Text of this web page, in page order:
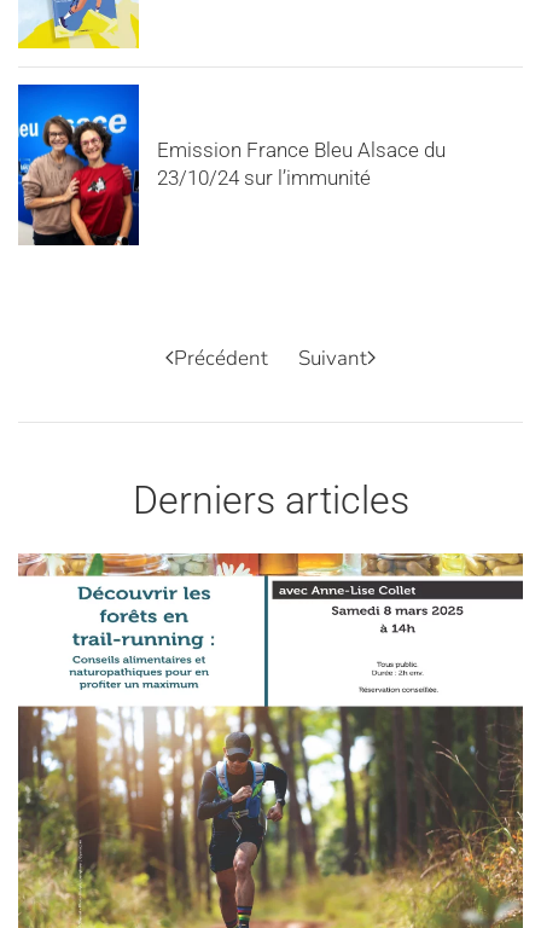
Emission France Bleu Alsace du
23/10/24 sur l’immunité
Précédent Suivant
Derniers articles